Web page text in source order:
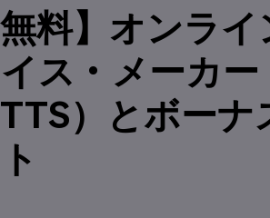
無料】オンラ
ス・メーカー
TTS）とボーナ